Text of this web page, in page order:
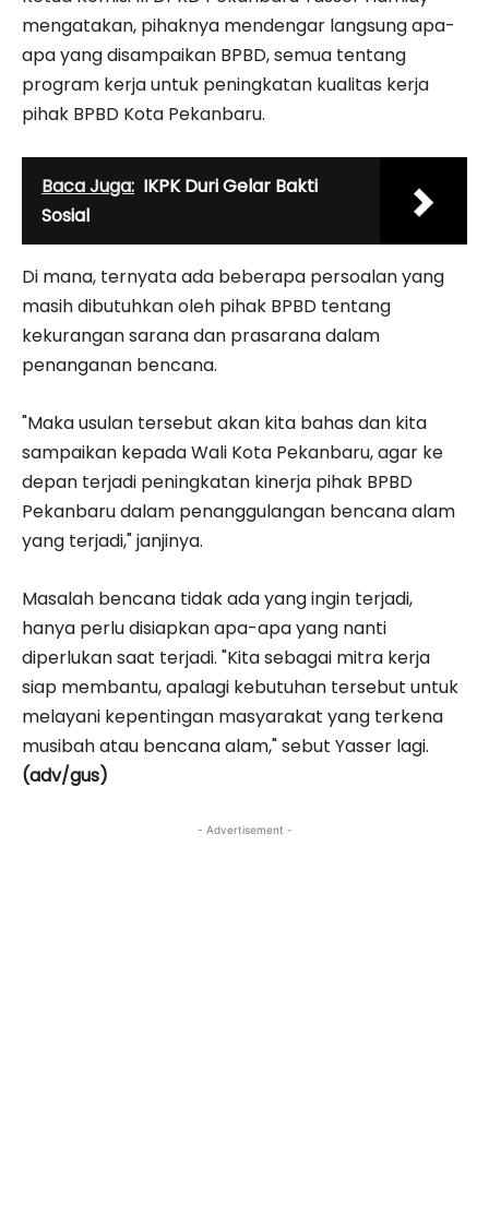
mengatakan, pihaknya mendengar langsung apa-
apa yang disampaikan BPBD, semua tentang
program kerja untuk peningkatan kualitas kerja
pihak BPBD Kota Pekanbaru.
Baca Juga: IKPK Duri Gelar Bakti
Sosial
Di mana, ternyata ada beberapa persoalan yang
masih dibutuhkan oleh pihak BPBD tentang
kekurangan sarana dan prasarana dalam
penanganan bencana.
"Maka usulan tersebut akan kita bahas dan kita
sampaikan kepada Wali Kota Pekanbaru, agar ke
depan terjadi peningkatan kinerja pihak BPBD
Pekanbaru dalam penanggulangan bencana alam
yang terjadi," janjinya.
Masalah bencana tidak ada yang ingin terjadi,
hanya perlu disiapkan apa-apa yang nanti
diperlukan saat terjadi. "Kita sebagai mitra kerja
siap membantu, apalagi kebutuhan tersebut untuk
melayani kepentingan masyarakat yang terkena
musibah atau bencana alam," sebut Yasser lagi.
(adv/gus)
- Advertisement -